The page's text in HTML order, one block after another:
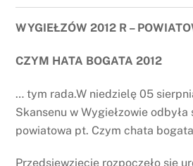
WYGIEŁZÓW 2012 R –
CZYM HATA BOGATA 2012
… tym rada.W niedzielę 05
Skansenu w Wygiełzowie odbyła
powiatowa pt. Czym chata
Przedsięwzięcie rozpoczęło się